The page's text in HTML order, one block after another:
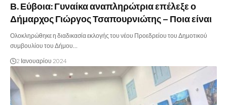
Β. Εύβοια: Γυναίκα αναπληρώτρια επέλεξε ο
Δήμαρχος Γιώργος Τσαπουρνιώτης – Ποια είναι
Ολοκληρώθηκε η διαδικασία εκλογής του νέου Προεδρείου του Δημοτικού
συμβουλίου του Δήμου…
2 Ιανουαρίου 2024